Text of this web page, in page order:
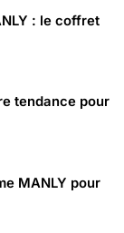
: le coffret
tendance pour
MANLY pour